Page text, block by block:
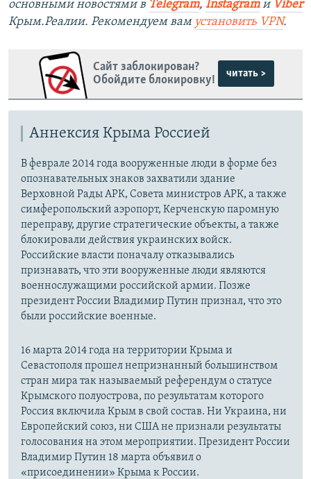
основными новостями в Telegram, Instagramи Viber
Крым.Реалии. Рекомендуем вам установить VPN.
Сайт заблокирован?
Обойдите блокировку!
читать >
Аннексия Крыма Россией
В феврале 2014 года вооруженные люди в форме без
опознавательных знаков захватили здание
Верховной Рады АРК, Совета министров АРК, а также
симферопольский аэропорт, Керченскую паромную
переправу, другие стратегические объекты, а также
блокировали действия украинских войск.
Российские власти поначалу отказывались
признавать, что эти вооруженные люди являются
военнослужащими российской армии. Позже
президент России Владимир Путин признал, что это
были российские военные.
16 марта 2014 года на территории Крыма и
Севастополя прошел непризнанный большинством
стран мира так называемый референдум о статусе
Крымского полуострова, по результатам которого
Россия включила Крым в свой состав. Ни Украина, ни
Европейский союз, ни США не признали результаты
голосования на этом мероприятии. Президент России
Владимир Путин 18 марта объявил о
«присоединении» Крыма к России.